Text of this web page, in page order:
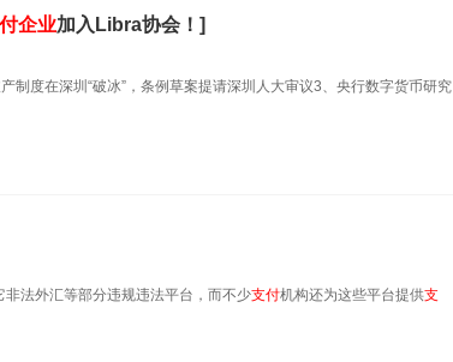
企业加入Libra协会！]
度在深圳“破冰”，条例草案提请深圳人大审议3、央行数字货币研究
法外汇等部分违规违法平台，而不少支付机构还为这些平台提供支